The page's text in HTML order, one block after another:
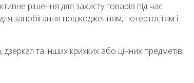
рішення для захисту товарів під час
запобігання пошкодженням, потертостям і
та інших крихких або цінних предметів,